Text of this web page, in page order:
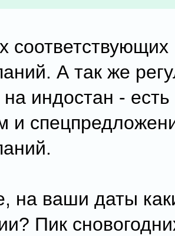
соответствующих
А так же
на индостан -
и
на ваши даты
Пик